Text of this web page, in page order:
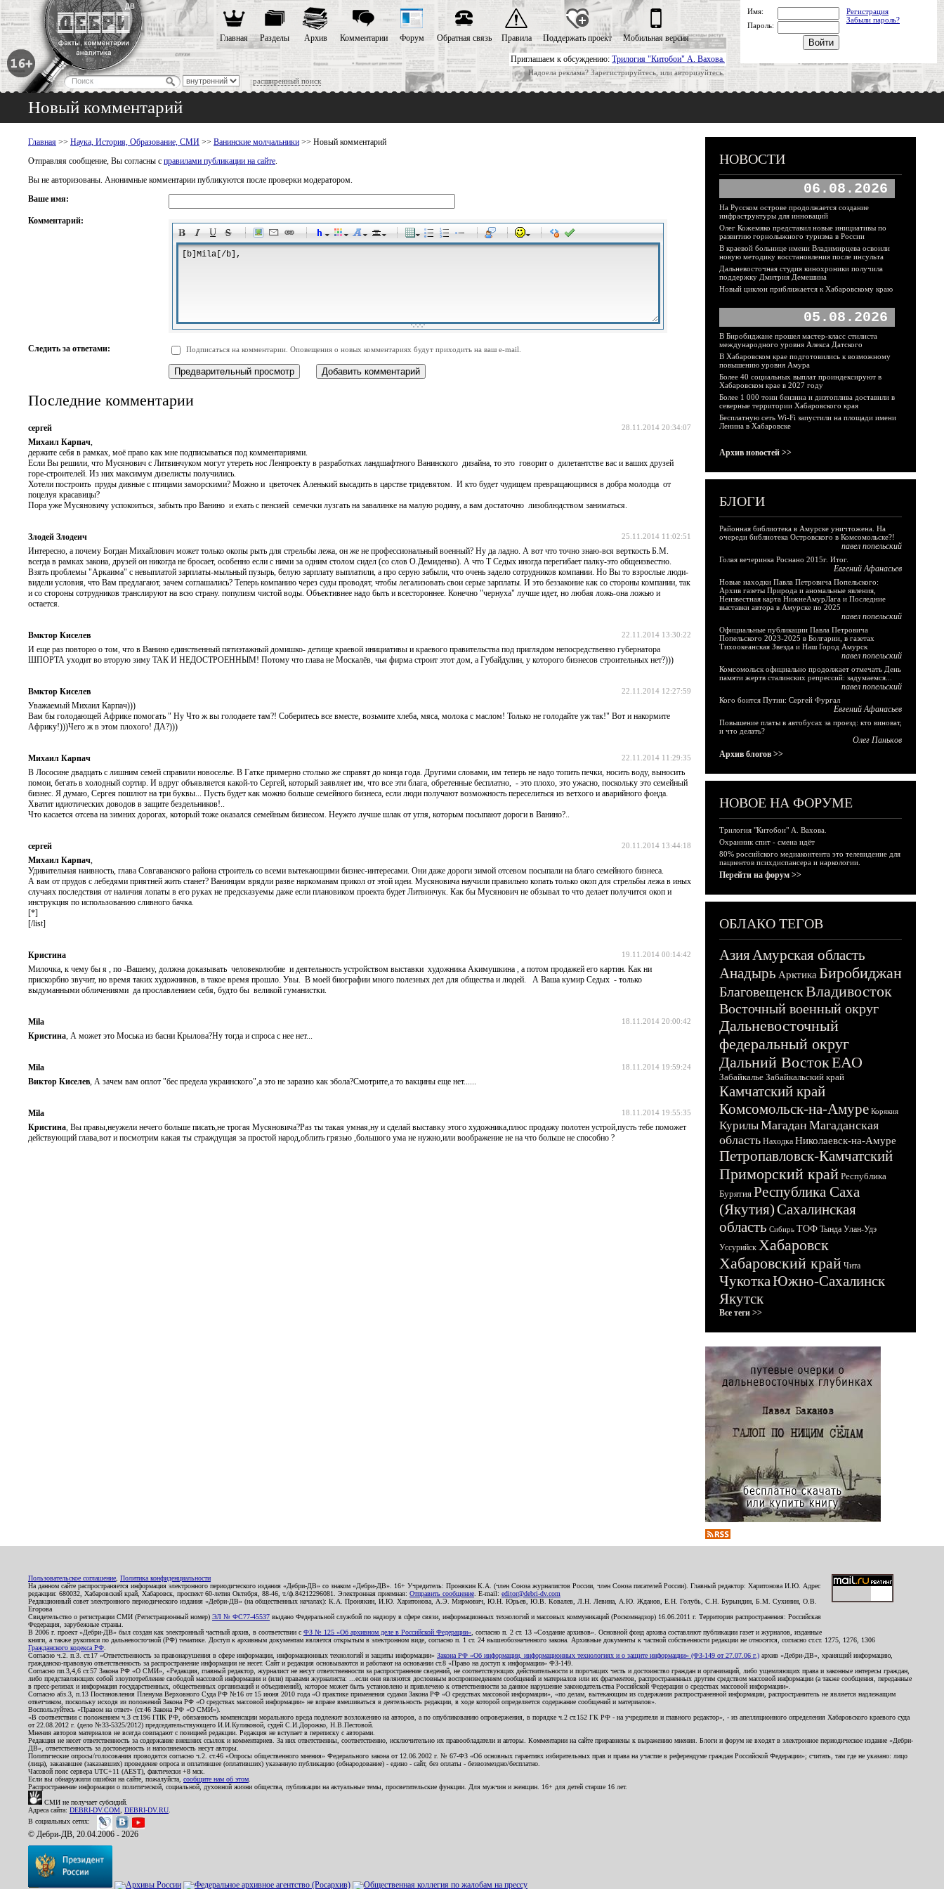
Приглашаем к обсуждению: Трилогия "Китобои" А. Вахова.
Надоела реклама? Зарегистрируйтесь, или авторизуйтесь.
расширенный поиск
Главная Разделы Архив Комментарии Форум Обратная связь Правила Поддержать проект Мобильная версия
Имя:
Регистрация
Забыли пароль?
Пароль:
Новый комментарий
Главная >> Наука, История, Образование, СМИ >> Ванинские молчальники >> Новый комментарий
Отправляя сообщение, Вы согласны с правилами публикации на сайте.
Вы не авторизованы. Анонимные комментарии публикуются после проверки модератором.
Ваше имя:
Комментарий:
-
-
-
-
-
-
-
-
-
-
-
-
-
-
-
-
-
-
-
-
-
-
-
-
-
-
-
Следить за ответами: Подписаться на комментарии. Оповещения о новых комментариях будут приходить на ваш e-mail.
Последние комментарии
28.11.2014 20:34:07
сергей
Михаил Карпач
держите себя в рамках, моё право как мне подписываться под комментариями.
Если Вы решили, что Мусянович с Литвинчуком могут утереть нос Ленпроекту в разработках ландшафтного Ванинского дизайна, то это говорит о дилетантстве вас и ваших друзей
горе-строителей. Из них максимум дизелисты получились.
Хотели построить пруды дивные с птицами заморскими? Можно и цветочек Аленький высадить в царстве тридевятом. И кто будет чудищем превращающимся в добра молодца от
поцелуя красавицы?
Пора уже Мусяновичу успокоиться, забыть про Ванино и ехать с пенсией семечки лузгать на завалинке на малую родину, а вам достаточно лизоблюдством заниматься.
25.11.2014 11:02:51
Злодей Злодеич
Интересно, а почему Богдан Михайлович может только окопы рыть для стрельбы лежа, он же не профессиональный военный? Ну да ладно. А вот что точно знаю-вся верткость Б.М.
всегда в рамках закона, друзей он никогда не бросает, особенно если с ними за одним столом сидел (со слов О.Демиденко). А что Т Седых иногда перегибает палку-это общеизвестно.
Взять проблемы "Аркаима" с невыплатой зарплаты-мыльный пузырь, белую зарплату выплатили, а про серую забыли, что очень задело сотрудников компании. Но Вы то взрослые люди-
видели условия, что Вам предлагают, зачем соглашались? Теперь компанию через суды проводят, чтобы легализовать свои серые зарплаты. И это беззаконие как со стороны компании, так
и со стороны сотрудников транслируют на всю страну. популизм чистой воды. Объективнее надо быть и всестороннее. Конечно "чернуха" лучше идет, но любая ложь-она ложью и
остается.
22.11.2014 13:30:22
Вмктор Киселев
И еще раз повторю о том, что в Ванино единственный пятиэтажный домишко- детище краевой инициативы и краевого правительства под приглядом непосредственно губернатора
ШПОРТА уходит во вторую зиму ТАК И НЕДОСТРОЕННЫМ! Потому что глава не Москалёв, чья фирма строит этот дом, а Губайдулин, у которого бизнесов строительных нет?)))
22.11.2014 12:27:59
Вмктор Киселев
Уважаемый Михаил Карпач)))
Вам бы голодающей Африке помогать " Ну Что ж вы голодаете там?! Соберитесь все вместе, возьмите хлеба, мяса, молока с маслом! Только не голодайте уж так!" Вот и накормите
Африку!)))Чего ж в этом плохого! ДА?)))
22.11.2014 11:29:35
Михаил Карпач
В Лососине двадцать с лишним семей справили новоселье. В Гатке примерно столько же справят до конца года. Другими словами, им теперь не надо топить печки, носить воду, выносить
помои, бегать в холодный сортир. И вдруг объявляется какой-то Сергей, который заявляет им, что все эти блага, обретенные бесплатно, - это плохо, это ужасно, поскольку это семейный
бизнес. Я думаю, Сергея пошлют на три буквы... Пусть будет как можно больше семейного бизнеса, если люди получают возможность переселиться из ветхого и аварийного фонда.
Хватит идиотических доводов в защите бездельников!..
Что касается отсева на зимних дорогах, который тоже оказался семейным бизнесом. Неужто лучше шлак от угля, которым посыпают дороги в Ванино?..
20.11.2014 13:44:18
сергей
Михаил Карпач
Удивительная наивность, глава Совгаванского района строитель со всеми вытекающими бизнес-интересами. Они даже дороги зимой отсевом посыпали на благо семейного бизнеса.
А вам от прудов с лебедями приятней жить станет? Ванинцам врядли разве наркоманам прикол от этой идеи. Мусяновича научили правильно копать только окоп для стрельбы лежа в иных
случаях последствия от наличия лопаты в его руках не предсказуемы даже если плановиком проекта будет Литвинчук. Как бы Мусянович не обзывал то что делает получится окоп и
инструкция по использованию сливного бачка.
[*]
[/list]
19.11.2014 00:14:42
Кристина
Милочка, к чему бы я , по -Вашему, должна доказывать человеколюбие и деятельность устройством выставки художника Акимушкина , а потом продажей его картин. Как ни
прискорбно звучит, но время таких художников, в такое время прошло. Увы. В моей биографии много полезных дел для общества и людей. А Ваша кумир Седых - только
выдуманными обличениями да прославлением себя, будто бы великой гуманистки.
18.11.2014 20:00:42
Mila
Кристина , А может это Моська из басни Крылова?Ну тогда и спроса с нее нет...
18.11.2014 19:59:24
Mila
Виктор Киселев , А зачем вам оплот "бес предела украинского",а это не заразно как эбола?Смотрите,а то вакцины еще нет......
18.11.2014 19:55:35
Mila
Кристина , Вы правы,неужели нечего больше писать,не трогая Мусяновича?Раз ты такая умная,ну и сделай выставку этого художника,плюс продажу полотен устрой,пусть тебе поможет
действующий глава,вот и посмотрим какая ты страждущая за простой народ,облить грязью ,большого ума не нужно,или воображение не на что больше не способно ?
НОВОСТИ
06.08.2026
На Русском острове продолжается создание
инфраструктуры для инноваций
Олег Кожемяко представил новые инициативы по
развитию горнолыжного туризма в России
В краевой больнице имени Владимирцева освоили
новую методику восстановления после инсульта
Дальневосточная студия кинохроники получила
поддержку Дмитрия Демешина
Новый циклон приближается к Хабаровскому краю
05.08.2026
В Биробиджане прошел мастер-класс стилиста
международного уровня Алекса Датского
В Хабаровском крае подготовились к возможному
повышению уровня Амура
Более 40 социальных выплат проиндексируют в
Хабаровском крае в 2027 году
Более 1 000 тонн бензина и дизтоплива доставили в
северные территории Хабаровского края
Бесплатную сеть Wi-Fi запустили на площади имени
Ленина в Хабаровске
Архив новостей >>
БЛОГИ
Районная библиотека в Амурске уничтожена. На
очереди библиотека Островского в Комсомольске?!
павел попельский
Голая вечеринка Роснано 2015г. Итог.
Евгений Афанасьев
Новые находки Павла Петровича Попельского:
Архив газеты Природа и аномальные явления,
Неизвестная карта НижнеАмурЛага и Последние
выставки автора в Амурске по 2025
павел попельский
Официальные публикации Павла Петровича
Попельского 2023-2025 в Болгарии, в газетах
Тихоокеанская Звезда и Наш Город Амурск
павел попельский
Комсомольск официально продолжает отмечать День
памяти жертв сталинских репрессий: задумаемся...
павел попельский
Кого боится Путин: Сергей Фургал
Евгений Афанасьев
Повышение платы в автобусах за проезд: кто виноват,
и что делать?
Олег Паньков
Архив блогов >>
НОВОЕ НА ФОРУМЕ
Трилогия "Китобои" А. Вахова.
Охранник спит - смена идёт
80% российского медиаконтента это телевидение для
пациентов психдиспансера и наркологии.
Перейти на форум >>
ОБЛАКО ТЕГОВ
АзияАмурская область
Анадырь Арктика Биробиджан
БлаговещенскВладивосток
Восточный военный округ
Дальневосточный
федеральный округ
Дальний ВостокЕАО
Забайкалье Забайкальский край
Камчатский край
Комсомольск-на-Амуре Корякия
КурилыМагадан Магаданская
область Находка Николаевск-на-Амуре
Петропавловск-Камчатский
Приморский край Республика
Бурятия Республика Саха
(Якутия)Сахалинская
область Сибирь ТОФ Тында Улан-Удэ
Уссурийск Хабаровск
Хабаровский край Чита
ЧукоткаЮжно-Сахалинск
Якутск
Все теги >>
Пользовательское соглашение Политика конфиденциальности
На данном сайте распространяется информация электронного периодического издания «Дебри-ДВ» со знаком «Дебри-ДВ». 16+ Учредитель: Пронякин К.А. (член Союза журналистов России, член Союза писателей России). Главный редактор: Харитонова И.Ю. Адрес
редакции: 680032, Хабаровский край, Хабаровск, проспект 60-летия Октября, 88-46, т./ф.84212296081. Электронная приемная: Отправить сообщение . E-mail: editor@debri-dv.com
Редакционный совет электронного периодического издания «Дебри-ДВ» (на общественных началах): К.А. Пронякин, И.Ю. Харитонова, А.Э. Мирмович, Ю.Н. Юрьев, Ю.В. Ковалев, Л.Н. Левина, А.Ю. Жданов, Е.Н. Голубь, С.Н. Бурындин, Б.М. Сухинин, О.В.
Егорова
Свидетельство о регистрации СМИ (Регистрационный номер) ЭЛ № ФС77-45537 выдано Федеральной службой по надзору в сфере связи, информационных технологий и массовых коммуникаций (Роскомнадзор) 16.06.2011 г. Территория распространения: Российская
Федерация, зарубежные страны.
В 2006 г. проект «Дебри-ДВ» был создан как электронный частный архив, в соответствии с ФЗ № 125 «Об архивном деле в Российской Федерации» , согласно п. 2 ст. 13 «Создание архивов». Основной фонд архива составляют публикации газет и журналов, изданные
книги, а также рукописи по дальневосточной (РФ) тематике. Доступ к архивным документам является открытым в электронном виде, согласно п. 1 ст. 24 вышеобозначенного закона. Архивные документы к частной собственности редакции не относятся, согласно ст.ст. 1275, 1276, 1306
Гражданского кодекса РФ
Согласно ч.2. п.3. ст.17 «Ответственность за правонарушения в сфере информации, информационных технологий и защиты информации» Закона РФ «Об информации, информационных технологиях и о защите информации» (ФЗ-149 от 27.07.06 г.) архив «Дебри-ДВ», хранящий информацию,
гражданско-правовую ответственность за распространение информации не несет. Сайт и редакция основываются и работают на основании ст.8 «Право на доступ к информации» ФЗ-149.
Согласно пп.3,4,6 ст.57 Закона РФ «О СМИ», «Редакция, главный редактор, журналист не несут ответственности за распространение сведений, не соответствующих действительности и порочащих честь и достоинство граждан и организаций, либо ущемляющих права и законные интересы граждан,
либо представляющих собой злоупотребление свободой массовой информации и (или) правами журналиста: ...если они являются дословным воспроизведением сообщений и материалов или их фрагментов, распространенных другим средством массовой информации (а также сообщения, переданные
в пресс-релизах и информация государственных, общественных организаций и объединений), которое может быть установлено и привлечено к ответственности за данное нарушение законодательства Российской Федерации о средствах массовой информации».
Согласно абз.3, п.13 Постановления Пленума Верховного Суда РФ №16 от 15 июня 2010 года «О практике применения судами Закона РФ «О средствах массовой информации», «по делам, вытекающим из содержания распространенной информации, распространитель не является надлежащим
ответчиком, поскольку исходя из положений Закона РФ «О средствах массовой информации» не вправе вмешиваться в деятельность редакции, в ходе которой определяется содержание сообщений и материалов».
Воспользуйтесь «Правом на ответ» (ст.46 Закона РФ «О СМИ»).
«В соответствии с положением ч.3 ст.196 ГПК РФ, обязанность компенсации морального вреда подлежит возложению на авторов, а по опубликованию опровержения, в порядке ч.2 ст.152 ГК РФ - на учредителя и главного редактор», - из апелляционного определения Хабаровского краевого суда
от 22.08.2012 г. (дело №33-5325/2012) председательствующего И.И.Куликовой, судей С.И.Дорожко, Н.В.Пестовой.
Мнения авторов материалов не всегда совпадают с позицией редакции. Редакция не вступает в переписку с авторами.
Редакция не несет ответственность за содержание внешних ссылок и комментариев. За них ответственны, соответственно, исключительно их правообладатели и авторы. Комментарии на сайте приравнены к выражению мнения. Блоги и форум не входят в электронное периодическое издание «Дебри-
ДВ», ответственность за достоверность и наполняемость несут авторы.
Политические опросы/голосования проводятся согласно ч.2. ст.46 «Опросы общественного мнения» Федерального закона от 12.06.2002 г. № 67-ФЗ «Об основных гарантиях избирательных прав и права на участие в референдуме граждан Российской Федерации»; считать, там где не указано: лицо
(лица), заказавшее (заказавших) проведение опроса и оплатившее (оплативших) указанную публикацию (обнародование) - едино - сайт, без оплаты - безвозмездно/бесплатно.
Часовой пояс сервера UTC+11 (AEST), фактически +8 мск.
Если вы обнаружили ошибки на сайте, пожалуйста, сообщите нам об этом
Распространение информации о политической, социальной, духовной жизни общества, публикации на актуальные темы, просветительские функции. Для мужчин и женщин. 16+ для детей старше 16 лет.
СМИ не получает субсидий.
Адреса сайта: DEBRI-DV.COM DEBRI-DV.RU
В социальных сетях:
© Дебри-ДВ, 20.04.2006 - 2026